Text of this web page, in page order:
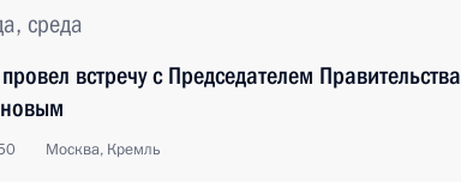
среда
встречу с Председателем Правительства
Москва, Кремль